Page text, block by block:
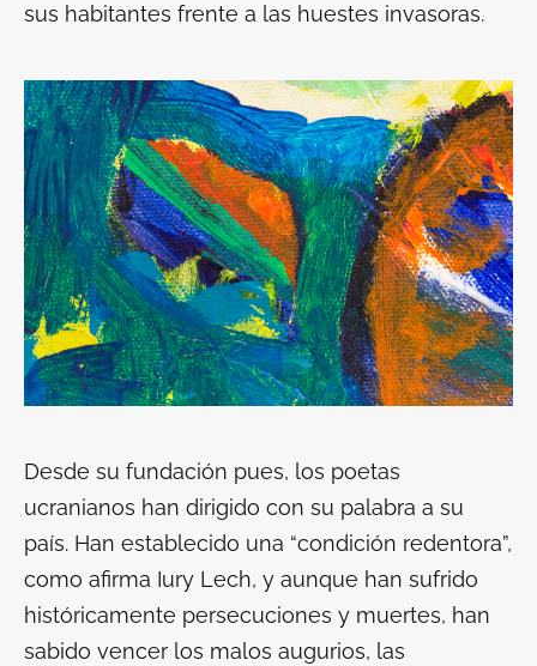
sus habitantes frente a las huestes invasoras.
Desde su fundación pues, los poetas
ucranianos han dirigido con su palabra a su
país. Han establecido una “condición redentora”,
como afirma Iury Lech, y aunque han sufrido
históricamente persecuciones y muertes, han
sabido vencer los malos augurios, las